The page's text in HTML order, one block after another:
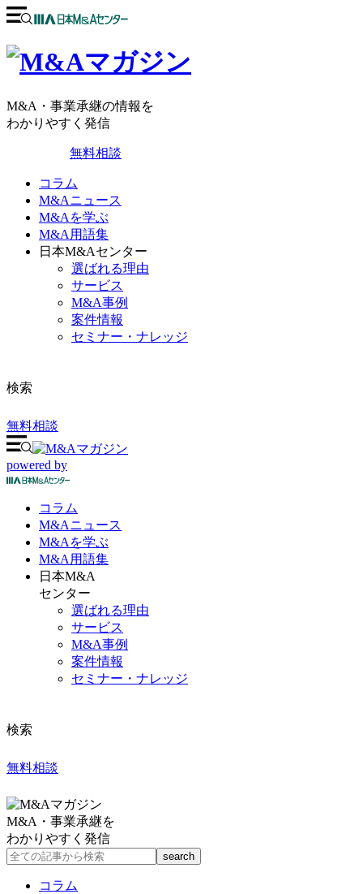
M&A・事業承継の情報を
わかりやすく発信
無料相談
コラム
M&Aニュース
M&Aを学ぶ
M&A用語集
日本M&Aセンター
選ばれる理由
サービス
M&A事例
案件情報
セミナー・ナレッジ
検索
無料相談
powered by
コラム
M&Aニュース
M&Aを学ぶ
M&A 用語集
日本M&A
センター
選ばれる理由
サービス
M&A事例
案件情報
セミナー・ナレッジ
検索
無料相談
M&A・事業承継を
わかりやすく発信
コラム